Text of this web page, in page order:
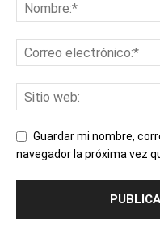
Guardar mi nombre,
navegador la próxima vez